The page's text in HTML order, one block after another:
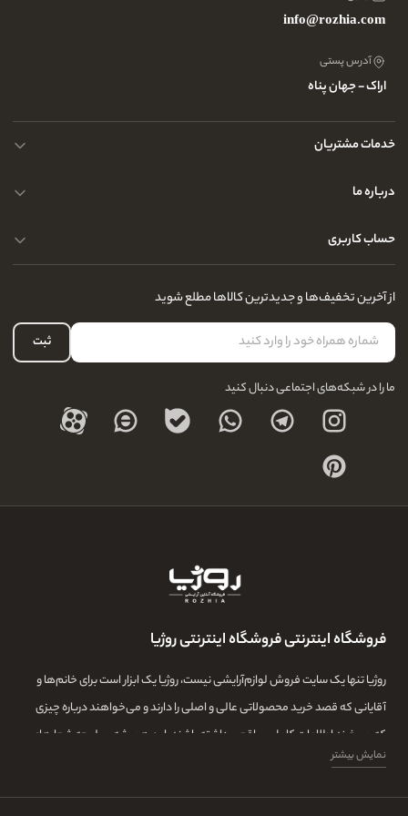
info@rozhia.com
آدرس پستی
اراک - جهان پناه
خدمات مشتریان
حریم خصوصی کاربران
تماس با ما
درباره ما
سوالات متداول
آدرس فروشگاه
نحوه ارسال کالا
نحوه بازگشت کالا
درباره ما
حساب کاربری
لیست علاقه‌مندی
حساب کاربری
از آخرین تخفیف‌ها و جدیدترین کالاها مطلع شوید
ثبت
ما را در شبکه‌های اجتماعی دنبال کنید
فروشگاه اینترنتی فروشگاه اینترنتی روژیا
روژیا تنها یک سایت فروش لوازم‌آرایشی نیست، روژیا یک ابزار است برای خانم‌ها و
آقایانی که قصد خرید محصولاتی عالی و اصلی را دارند و می‌خواهند درباره چیزی
که می‌خرند اطلاعات کامل و واقعی داشته باشند. این همیشه سرلوحه شعارهای
روژیا بوده و ما در این مجموعه تمامی تلاشمان این است که مشتری‌هایمان بتوانند
نمایش بیشتر